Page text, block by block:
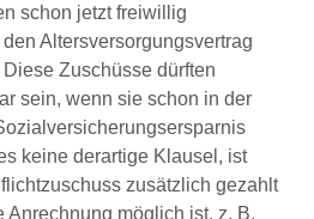
schon jetzt freiwillig
Altersversorgungsvertrag
Zuschüsse dürften
sein, wenn sie schon in der
keine derartige Klausel, ist
zusätzlich gezahlt
Anrechnung möglich ist, z. B.